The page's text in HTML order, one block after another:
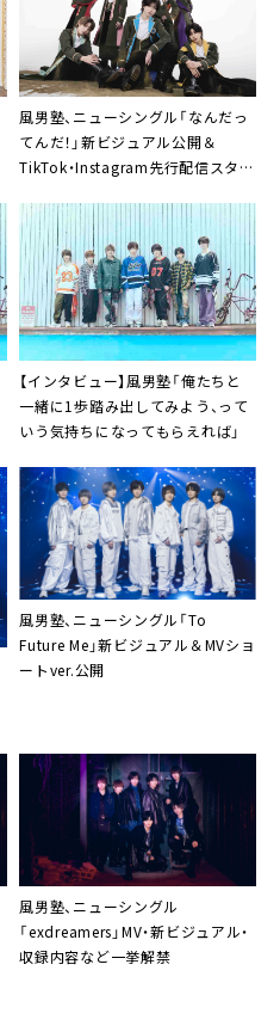
風男塾、ニューシングル「なんだっ
てんだ！」新ビジュアル公開＆
TikTok・Instagram先行配信スター
【インタビュー】風男塾「俺たちと
一緒に1歩踏み出してみよう、って
いう気持ちになってもらえれば」
風男塾、ニューシングル「To
Future Me」新ビジュアル＆MVショ
ートver.公開
風男塾、ニューシングル
「exdreamers」MV・新ビジュアル・
収録内容など一挙解禁